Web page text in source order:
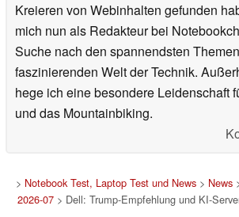
Kreieren von Webinhalten gefunden
mich nun als Redakteur bei
Suche nach den spannendsten
faszinierenden Welt der Technik.
hege ich eine besondere Leidenschaft
und das Mountainbiking.
> Notebook Test, Laptop Test und News> News
2026-07 > Dell: Trump-Empfehlung und KI-